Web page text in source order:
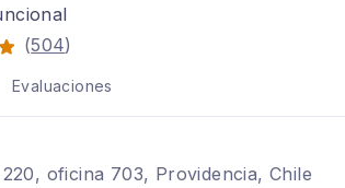
(504)
Evaluaciones
oficina 703, Providencia, Chile